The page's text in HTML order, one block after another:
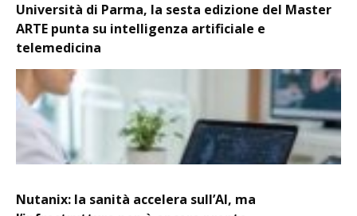
Università di Parma, la sesta edizione del Master
ARTE punta su intelligenza artificiale e
telemedicina
Nutanix: la sanità accelera sull’AI, ma